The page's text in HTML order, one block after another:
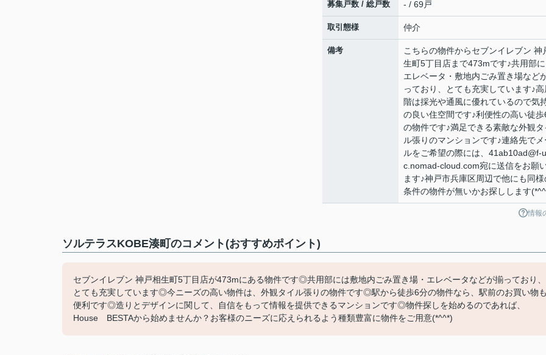
募集戸数 / 総戸数 - / 69戸
取引態様 仲介
備考
こちらの物件からセブンイレブン 神
生町5丁目店まで473mです♪共用部
エレベータ・敷地内ごみ置き場など
っており、とても充実しています♪高
階は採光や通風に優れているので気
の良い住空間です♪利便性の高い徒
の物件です♪満足できる素敵な外観タ
ル張りのマンションです♪連絡先でメ
ルをご希望の際には、41ab10ad@f-
c.nomad-cloud.com宛に送信をお願
ます♪神戸市兵庫区周辺で他にも同様
条件の物件が無いかお探しします
情報
ソルテラスKOBE湊町のコメント(おすすめポイント)
セブンイレブン 神戸相生町5丁目店が473mにある物件です◎共用部には敷地内ごみ置き場・エレベータなどが揃っており、
とても充実しています◎今ニーズの高い物件は、外観タイル張りの物件です◎駅から徒歩6分の物件なら、駅前のお買い物
便利です◎造りとデザインに関して、自信をもって情報を提供できるマンションです◎物件探しを始めるのであれば、
House BESTAから始めませんか？お客様のニーズに応えられるよう種類豊富に物件をご用意(*^^*)